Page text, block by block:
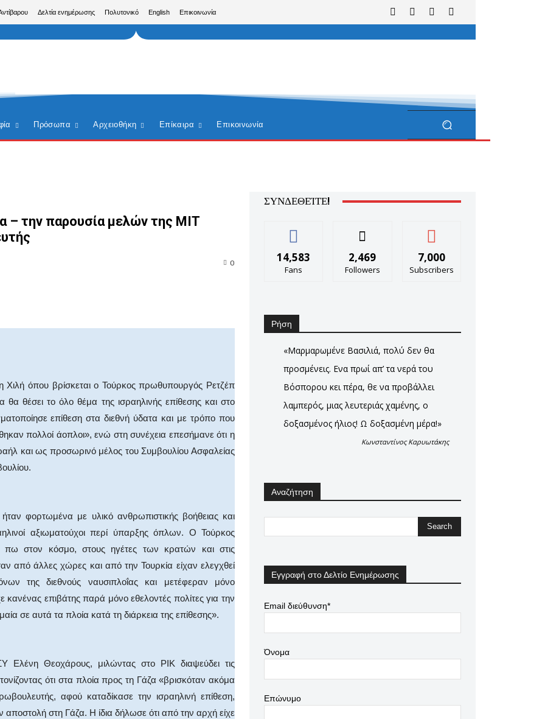
Δελτία ενημέρωσης Πολυτονικό English Επικοινωνία
Πρόσωπα Αρχειοθήκη Επίκαιρα Επικοινωνία
– την παρουσία μελών της ΜΙΤ
0
Χιλή όπου βρίσκεται ο Τούρκος πρωθυπουργός Ρετζέπ
θέσει το όλο θέμα της ισραηλινής επίθεσης και στο
επίθεση στα διεθνή ύδατα και με τρόπο που
πολλοί άοπλοι», ενώ στη συνέχεια επεσήμανε ότι η
και ως προσωρινό μέλος του Συμβουλίου Ασφαλείας
φορτωμένα με υλικό ανθρωπιστικής βοήθειας και
αξιωματούχοι περί ύπαρξης όπλων. Ο Τούρκος
στον κόσμο, στους ηγέτες των κρατών και στις
από άλλες χώρες και από την Τουρκία είχαν ελεγχθεί
της διεθνούς ναυσιπλοΐας και μετέφεραν μόνο
επιβάτης παρά μόνο εθελοντές πολίτες για την
σε αυτά τα πλοία κατά τη διάρκεια της επίθεσης».
Θεοχάρους, μιλώντας στο ΡΙΚ διαψεύδει τις
ότι στα πλοία προς τη Γάζα «βρισκόταν ακόμα
αφού καταδίκασε την ισραηλινή επίθεση,
στη Γάζα. Η ίδια δήλωσε ότι από την αρχή είχε
ΣΥΝΔΕΘΕΊΤΕ!
14,583
Fans
2,469
Followers
7,000
Subscribers
Ρήση
«Μαρμαρωμένε Βασιλιά, πολύ δεν θα
προσμένεις. Ενα πρωί απ’ τα νερά του
Βόσπορου κει πέρα, θε να προβάλλει
λαμπερός, μιας λευτεριάς χαμένης, ο
δοξασμένος ήλιος! Ω δοξασμένη μέρα!»
Κωνσταντίνος Καρυωτάκης
Αναζήτηση
Εγγραφή στο Δελτίο Ενημέρωσης
Email διεύθυνση*
Όνομα
Επώνυμο